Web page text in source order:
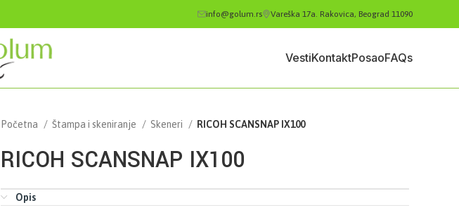
info@golum.rs Vareška 17a. Rakovica, Beograd 11090
VestiKontaktPosaoFAQs
Početna Štampa i skeniranje Skeneri RICOH SCANSNAP IX100
RICOH SCANSNAP IX100
Opis